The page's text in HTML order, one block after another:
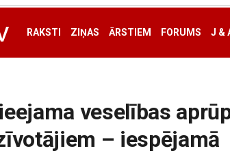
RAKSTI ZIŅAS ĀRSTIEM FORUMS J &
veselības
– iespējamā